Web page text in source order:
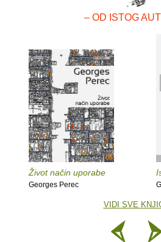
– OD ISTOG
Život način uporabe
Georges Perec
VIDI SVE